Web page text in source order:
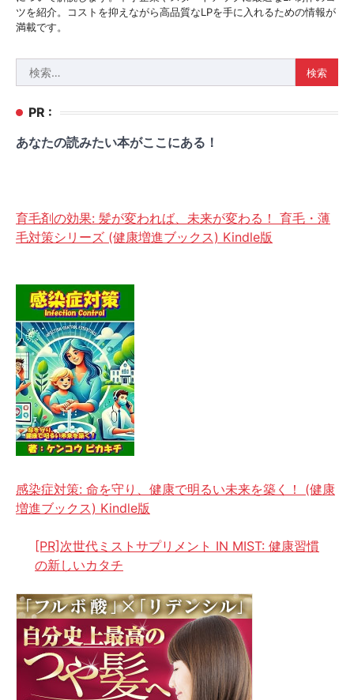
ツを紹介。コストを抑えながら高品質なLPを手に入れるための情報が
満載です。
索:
PR :
あなたの読みたい本がここにある！
育毛剤の効果: 髪が変われば、未来が変わる！ 育毛・薄
毛対策シリーズ (健康増進ブックス) Kindle版
感染症対策: 命を守り、健康で明るい未来を築く！ (健康
増進ブックス) Kindle版
[PR]次世代ミストサプリメント IN MIST: 健康習慣
の新しいカタチ